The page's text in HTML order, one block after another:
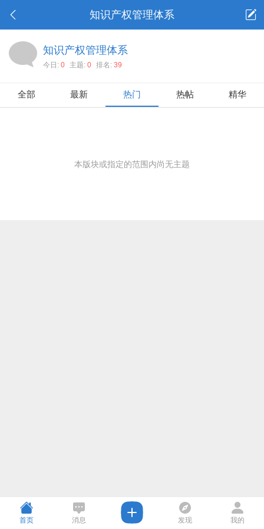
知识产权管理体系
知识产权管理体系
今日: 0 主题: 0 排名: 39
全部 最新 热门 热帖 精华
本版块或指定的范围内尚无主题
首页 消息 发现 我的